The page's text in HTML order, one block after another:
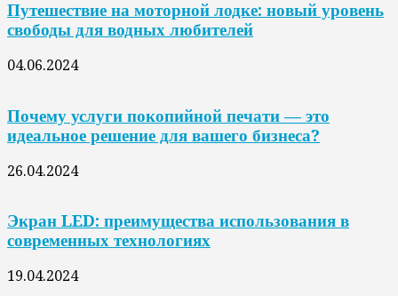
Путешествие на моторной лодке: новый уровень
свободы для водных любителей
04.06.2024
Почему услуги покопийной печати — это
идеальное решение для вашего бизнеса?
26.04.2024
Экран LED: преимущества использования в
современных технологиях
19.04.2024